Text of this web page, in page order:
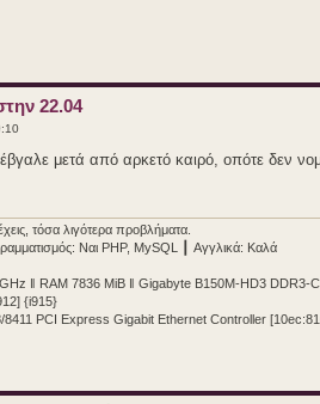
status 9
status 15
status 11
generic
22.04
μετά από αρκετό καιρό, οπότε δεν
τόσα λιγότερα προβλήματα.
Ναι PHP, MySQL ┃ Αγγλικά: Καλά
‖ RAM 7836 MiB ‖ Gigabyte B150M-HD3 DDR3-
{i915}
PCI Express Gigabit Ethernet Controller